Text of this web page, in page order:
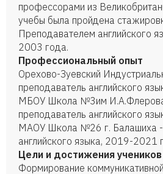
профессорами из
учебы была пройдена
Преподавателем английского
2003 года.
Профессиональный опыт
Орехово-Зуевский
преподаватель английского
МБОУ Школа №3им
преподаватель английского
МАОУ Школа №26 г. Балашиха -
английского языка, 2019-2021
Цели и достижения учеников
Формирование